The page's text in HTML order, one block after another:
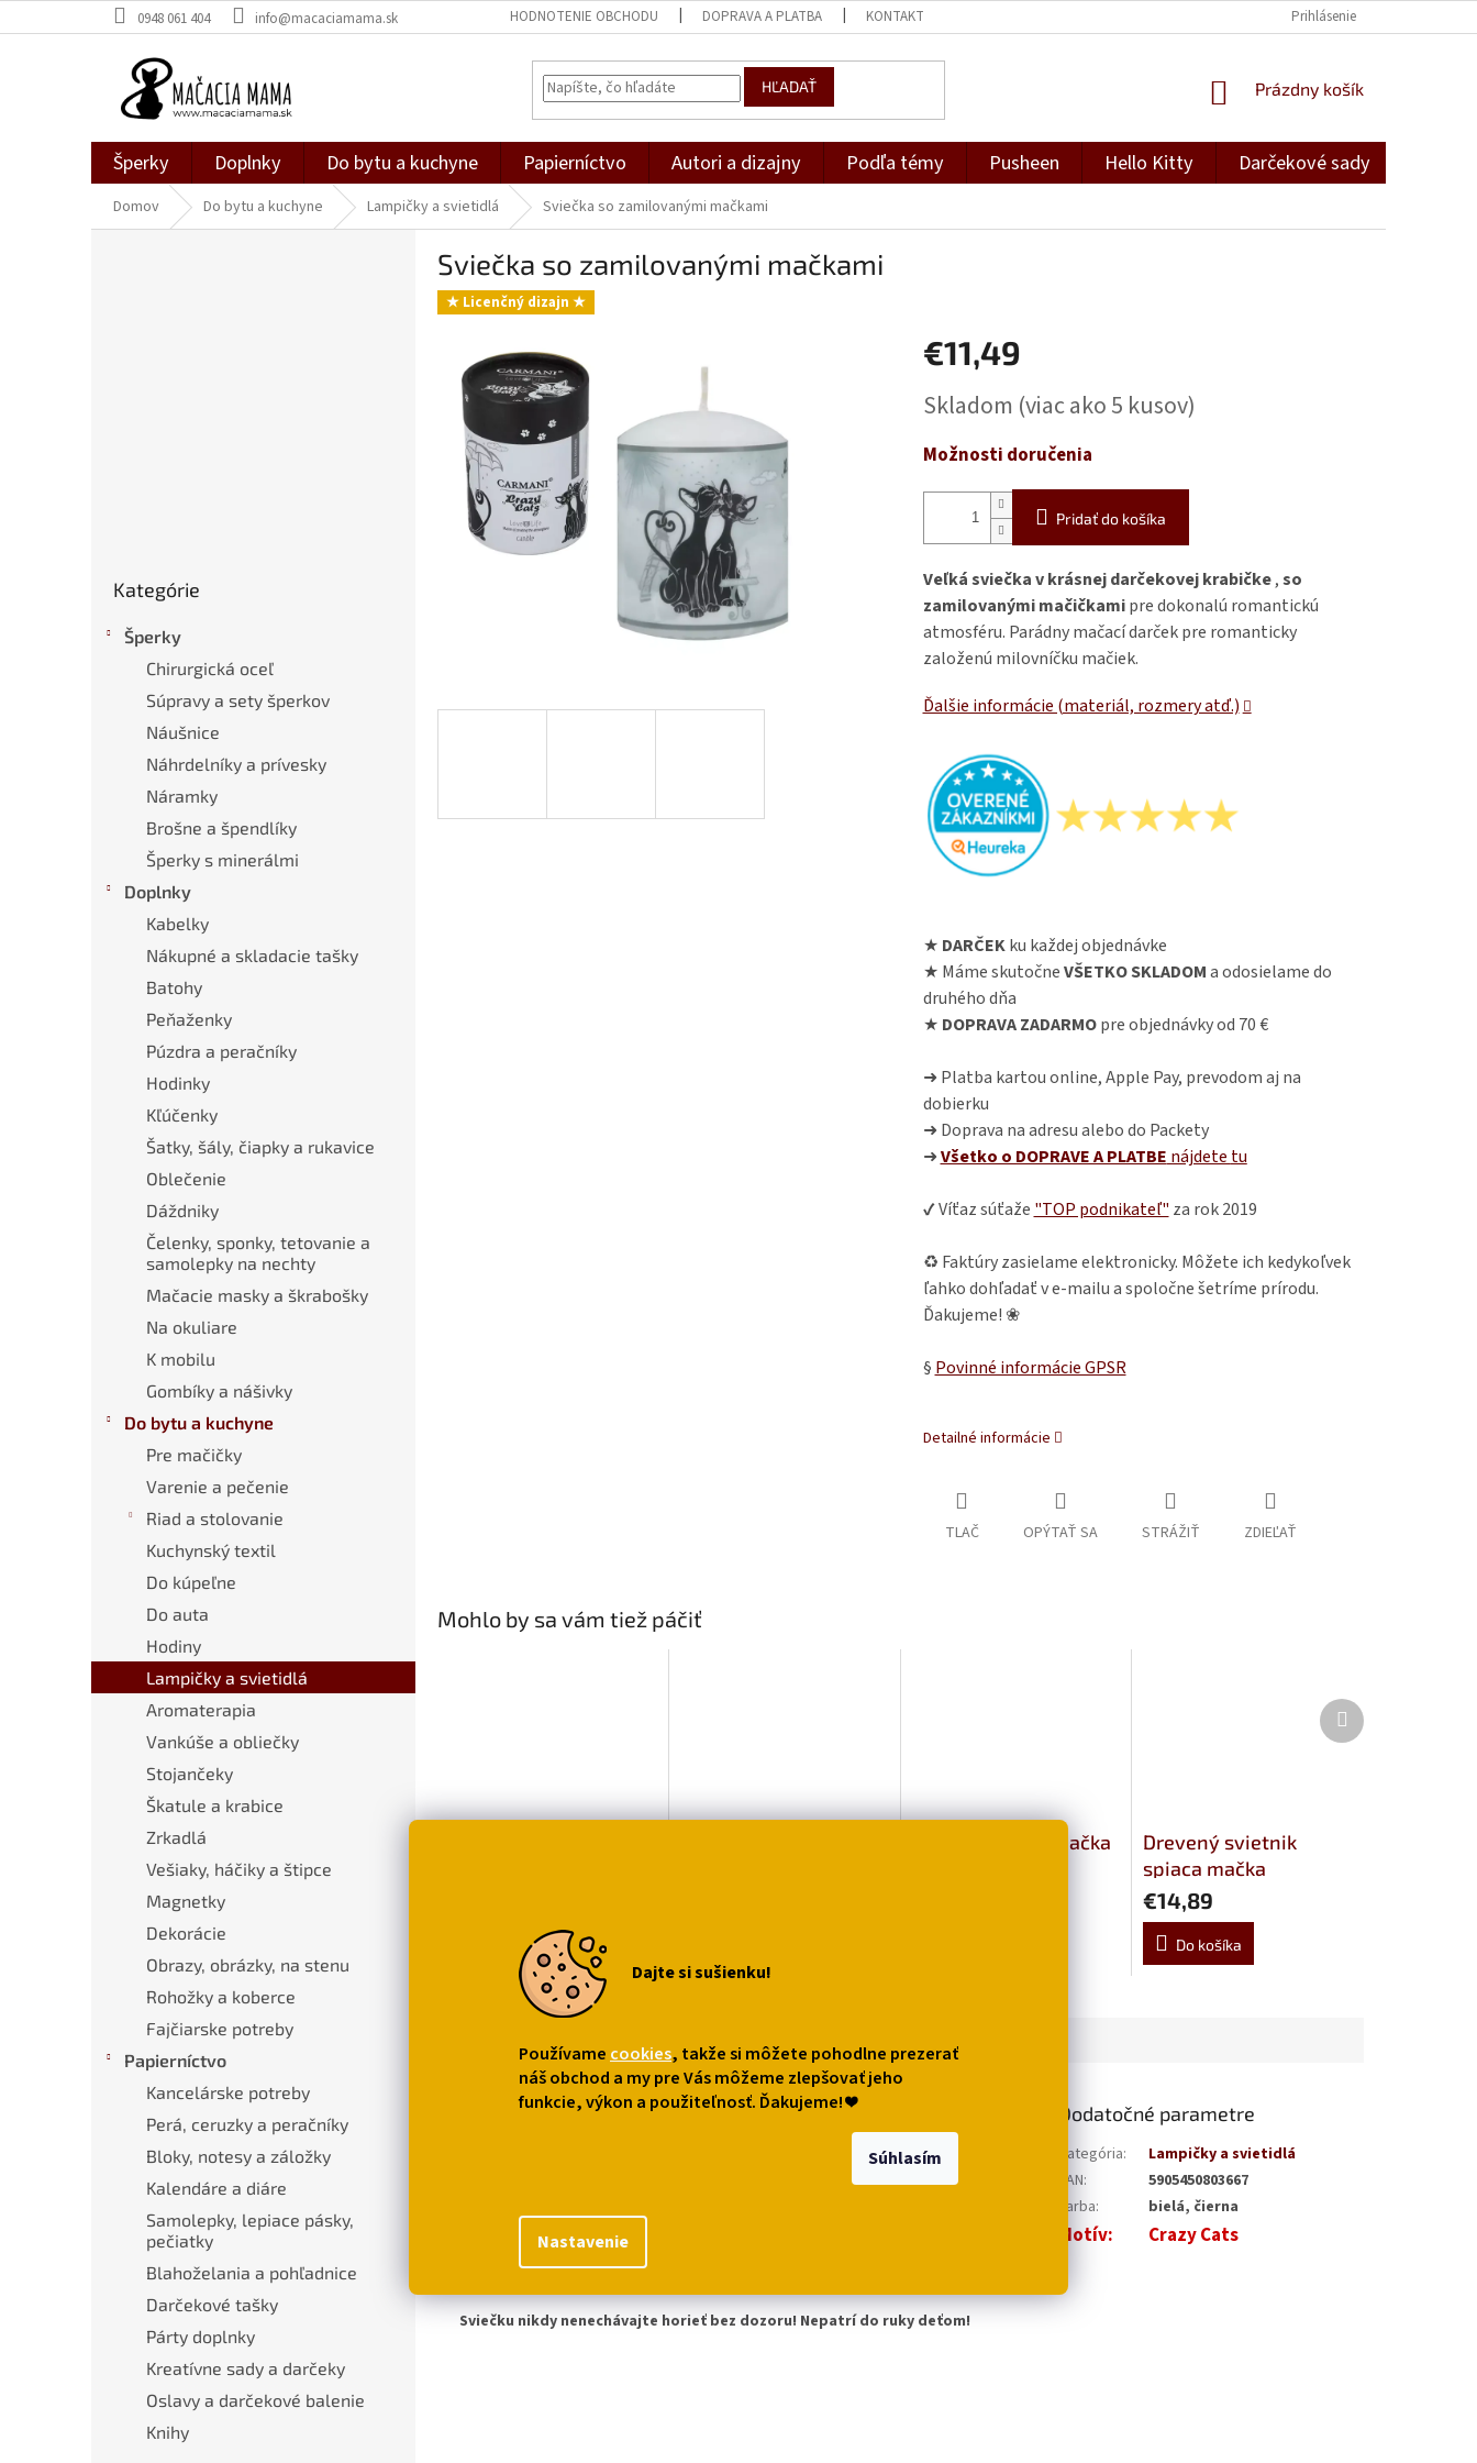
Dajte si sušienku!
Používame cookies, takže si môžete pohodlne prezerať
náš obchod a my pre Vás môžeme zlepšovať jeho
funkcie, výkon a použiteľnosť. Ďakujeme!❤
Nastavenie
Súhlasím
na
0948 061 404 info@macaciamama.sk HODNOTENIE OBCHODU DOPRAVA A PLATBA KONTAKT Prihlásenie
HĽADAŤ
NÁKUPNÝ
Prázdny košík
Šperky Doplnky Do bytu a kuchyne Papierníctvo Autori a dizajny Podľa témy Pusheen Hello Kitty Darčekové sady
Domov Do bytu a kuchyne Lampičky a svietidlá Sviečka so zamilovanými mačkami
kategórie
Kategórie
Šperky
Chirurgická oceľ
Súpravy a sety šperkov
Náušnice
Náhrdelníky a prívesky
Náramky
Brošne a špendlíky
Šperky s minerálmi
Doplnky
Kabelky
Nákupné a skladacie tašky
Batohy
Peňaženky
Púzdra a peračníky
Hodinky
Kľúčenky
Šatky, šály, čiapky a rukavice
Oblečenie
Dáždniky
Čelenky, sponky, tetovanie a
samolepky na nechty
Mačacie masky a škrabošky
Na okuliare
K mobilu
Gombíky a nášivky
Do bytu a kuchyne
Pre mačičky
Varenie a pečenie
Riad a stolovanie
Kuchynský textil
Do kúpeľne
Do auta
Hodiny
Lampičky a svietidlá
Aromaterapia
Vankúše a obliečky
Stojančeky
Škatule a krabice
Zrkadlá
Vešiaky, háčiky a štipce
Magnetky
Dekorácie
Obrazy, obrázky, na stenu
Rohožky a koberce
Fajčiarske potreby
Papierníctvo
Kancelárske potreby
Perá, ceruzky a peračníky
Bloky, notesy a záložky
Kalendáre a diáre
Samolepky, lepiace pásky,
pečiatky
Blahoželania a pohľadnice
Darčekové tašky
Párty doplnky
Kreatívne sady a darčeky
Oslavy a darčekové balenie
Knihy
Sviečka so zamilovanými mačkami
★ Licenčný dizajn ★
€11,49
cena:
Skladom (viac ako 5 kusov)
Možnosti doručenia
Pridať do košíka
Veľká sviečka v krásnej darčekovej krabičke,so
zamilovanými mačičkamipre dokonalú romantickú
atmosféru. Parádny mačací darček pre romanticky
založenú milovníčku mačiek.
Ďalšie informácie (materiál, rozmery atď.)
★ DARČEKku každej objednávke
★ Máme skutočneVŠETKO SKLADOMa odosielame do
druhého dňa
★ DOPRAVA ZADARMOpre objednávky od 70 €
➜ Platba kartou online, Apple Pay, prevodom aj na
dobierku
➜ Doprava na adresu alebo do Packety
➜Všetko o DOPRAVE A PLATBE nájdete tu
✔ Víťaz súťaže "TOP podnikateľ" za rok 2019
♻ Faktúry zasielame elektronicky. Môžete ich kedykoľvek
ľahko dohľadať v e-mailu a spoločne šetríme prírodu.
Ďakujeme! ❀
§ Povinné informácie GPSR
Detailné informácie
TLAČ OPÝTAŤ SA STRÁŽIŤ ZDIEĽAŤ
Mohlo by sa vám tiež páčiť
Do košíka
Svietnik čierna mačka
Drevený svietnik
spiaca mačka
€14,89
Do košíka
Ďalší
produkt
Podrobný popis
so zamilovanými mačičkami
Materiál: vosk a papier
Sviečku nikdy nenechávajte horieť bez dozoru! Nepatrí do ruky deťom!
Dodatočné parametre
Kategória:
Lampičky a svietidlá
EAN:
5905450803667
Farba: bielá, čierna
Motív: Crazy Cats